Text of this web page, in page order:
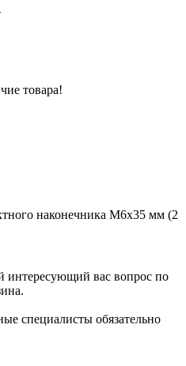
товара!
наконечника M6х35 мм (2
интересующий вас вопрос по
специалисты обязательно